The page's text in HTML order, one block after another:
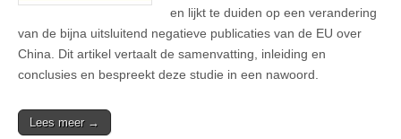
en lijkt te duiden op een verandering
van de bijna uitsluitend negatieve publicaties van de EU over
China. Dit artikel vertaalt de samenvatting, inleiding en
conclusies en bespreekt deze studie in een nawoord.
Lees meer →